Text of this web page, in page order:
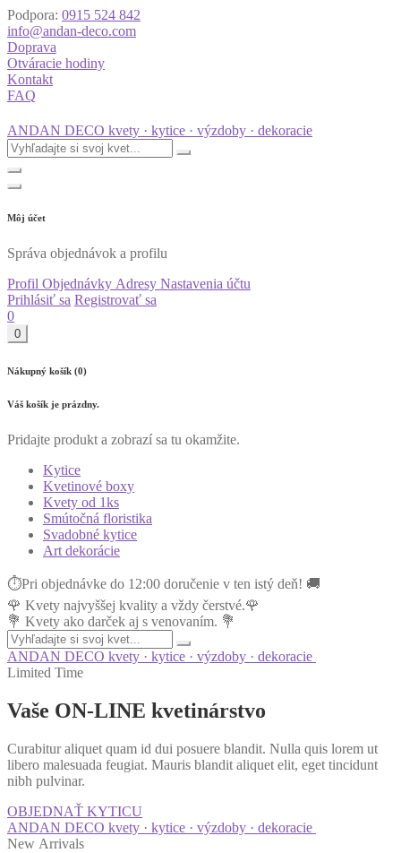
Podpora: 0915 524 842
info@andan-deco.com
Doprava
Otváracie hodiny
Kontakt
FAQ
ANDAN DECO kvety · kytice · výzdoby · dekoracie
Môj účet
Správa objednávok a profilu
Profil Objednávky Adresy Nastavenia účtu
Prihlásiť sa Registrovať sa
0
0
Nákupný košík (0)
Váš košík je prázdny.
Pridajte produkt a zobrazí sa tu okamžite.
Kytice
Kvetinové boxy
Kvety od 1ks
Smútočná floristika
Svadobné kytice
Art dekorácie
⏱Pri objednávke do 12:00 doručenie v ten istý deň! 🚚
🌹 Kvety najvyššej kvality a vždy čerstvé.🌹
💐 Kvety ako darček aj s venovaním. 💐
ANDAN DECO kvety · kytice · výzdoby · dekoracie
Limited Time
Vaše ON-LINE kvetinárstvo
Curabitur aliquet quam id dui posuere blandit. Nulla quis lorem ut
libero malesuada feugiat. Mauris blandit aliquet elit, eget tincidunt
nibh pulvinar.
OBJEDNAŤ KYTICU
ANDAN DECO kvety · kytice · výzdoby · dekoracie
New Arrivals